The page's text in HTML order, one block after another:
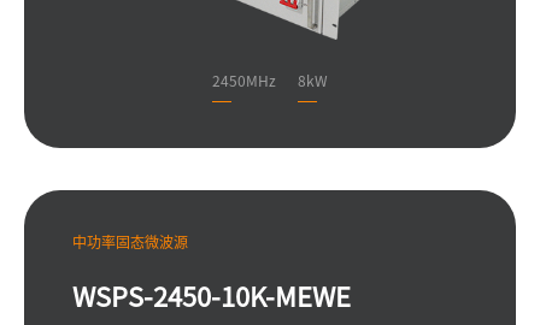
2450MHz 8kW
中功率固态微波源
WSPS-2450-10K-MEWE